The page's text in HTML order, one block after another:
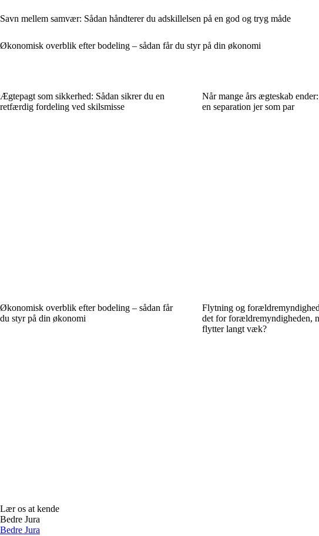
Savn mellem samvær: Sådan håndterer du adskillelsen på en god og tryg måde
Økonomisk overblik efter bodeling – sådan får du styr på din økonomi
Ægtepagt som sikkerhed: Sådan sikrer du en
retfærdig fordeling ved skilsmisse
Når mange års ægteskab
en separation jer som par
Økonomisk overblik efter bodeling – sådan får
du styr på din økonomi
Flytning og
det for forældremyndigheden,
flytter langt væk?
Lær os at kende
Bedre Jura
Bedre Jura